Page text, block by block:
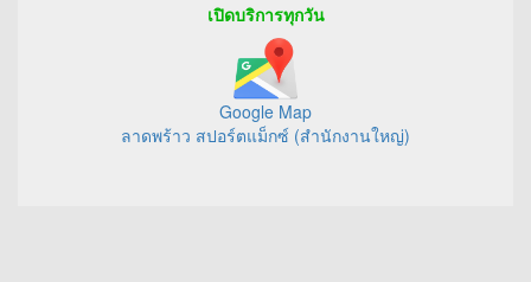
เปิดบริการทุกวัน
Google Map
ลาดพร้าว สปอร์ตแม็กซ์ (สำนักงานใหญ่)